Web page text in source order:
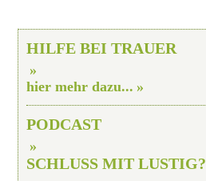
HILFE BEI TRAUER
hier mehr dazu...
PODCAST
SCHLUSS MIT LUSTIG?